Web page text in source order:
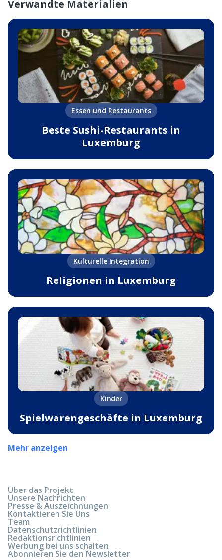
Verwandte Materialien
Essen und Restaurants
Beste Sushi-Restaurants in
Luxemburg
Kulturelle Integration
Religionen in Luxemburg
Kinder
Spielwarengeschäfte in Luxemburg
Mehr anzeigen
Über das Projekt
Unsere Nachrichten
Presse & Auszeichnungen
Kontaktieren Sie Uns
Team
Datenschutzrichtlinien
Redaktionsrichtlinien
Werbung bei uns schalten
Abonnieren Sie den Newsletter